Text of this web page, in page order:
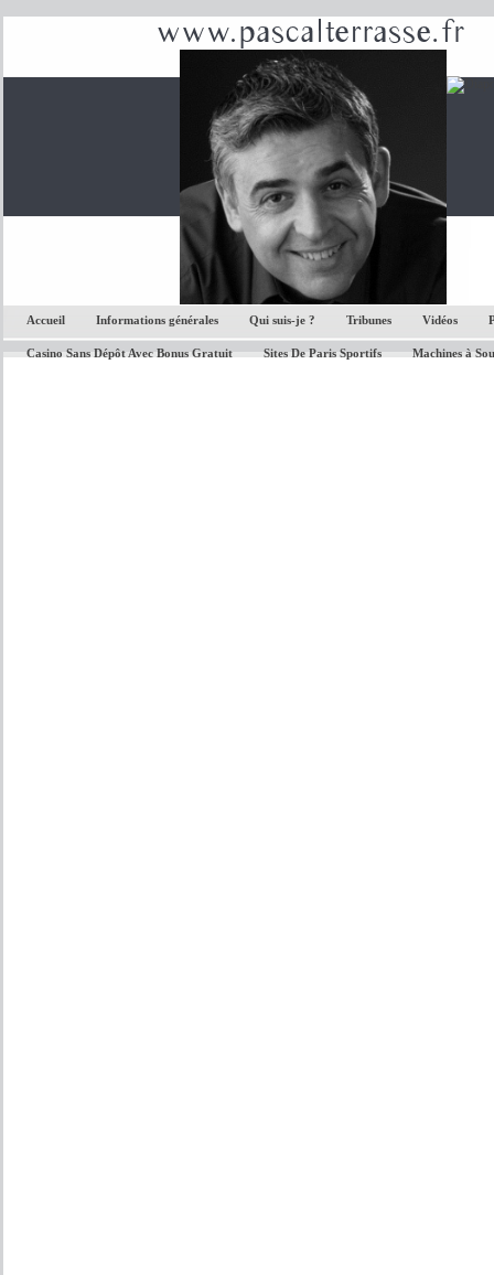
Accueil Informations générales Qui suis-je ? Tribunes Vidéos
Casino Sans Dépôt Avec Bonus Gratuit Sites De Paris Sportifs Machines à